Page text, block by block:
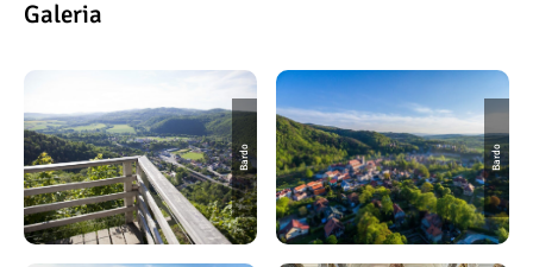
Galeria
Bardo Bardo